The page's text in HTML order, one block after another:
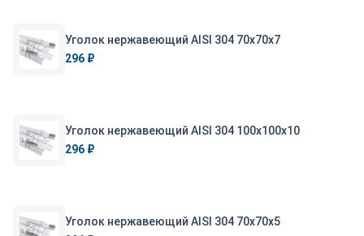
Уголок нержавеющий AISI 304 70х70х7
296 ₽
Уголок нержавеющий AISI 304 100х100х10
296 ₽
Уголок нержавеющий AISI 304 70х70х5